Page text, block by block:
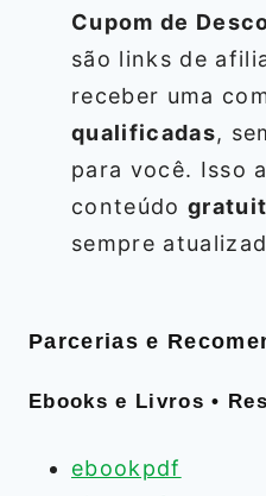
Cupom de
são links de
receber uma
qualificadas,
para você. Isso
conteúdo
sempre
Parcerias e
Ebooks e Livros •
ebookpdf